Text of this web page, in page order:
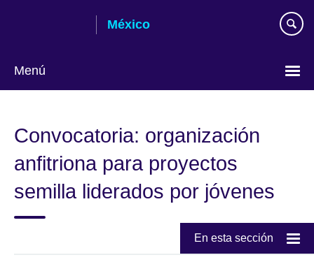
México
Menú
language
Convocatoria: organización
anfitriona para proyectos
semilla liderados por jóvenes
En esta sección